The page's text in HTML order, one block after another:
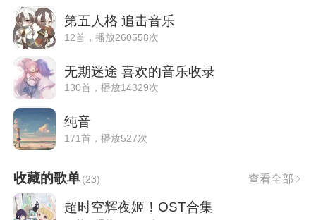
第五人格 追击音乐
12首，播放260558次
无期迷途 喜欢的音乐收录
130首，播放14329次
纯音
171首，播放527次
收藏的歌单(23) 查看全部
超时空辉夜姬！OST合集